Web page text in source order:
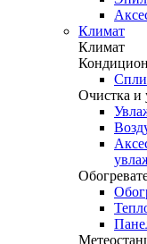
Климат
Климат
Очистка и